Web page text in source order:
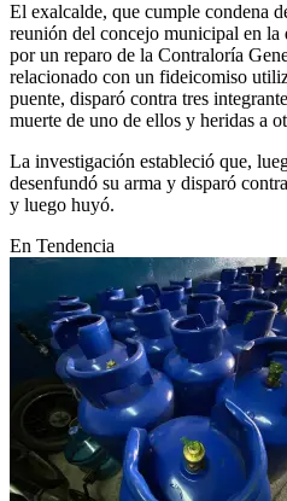
El exalcalde, que cumple condena
reunión del concejo municipal en la
por un reparo de la Contraloría
relacionado con un fideicomiso
puente, disparó contra tres
muerte de uno de ellos y heridas a
La investigación estableció que,
desenfundó su arma y disparó
y luego huyó.
En Tendencia